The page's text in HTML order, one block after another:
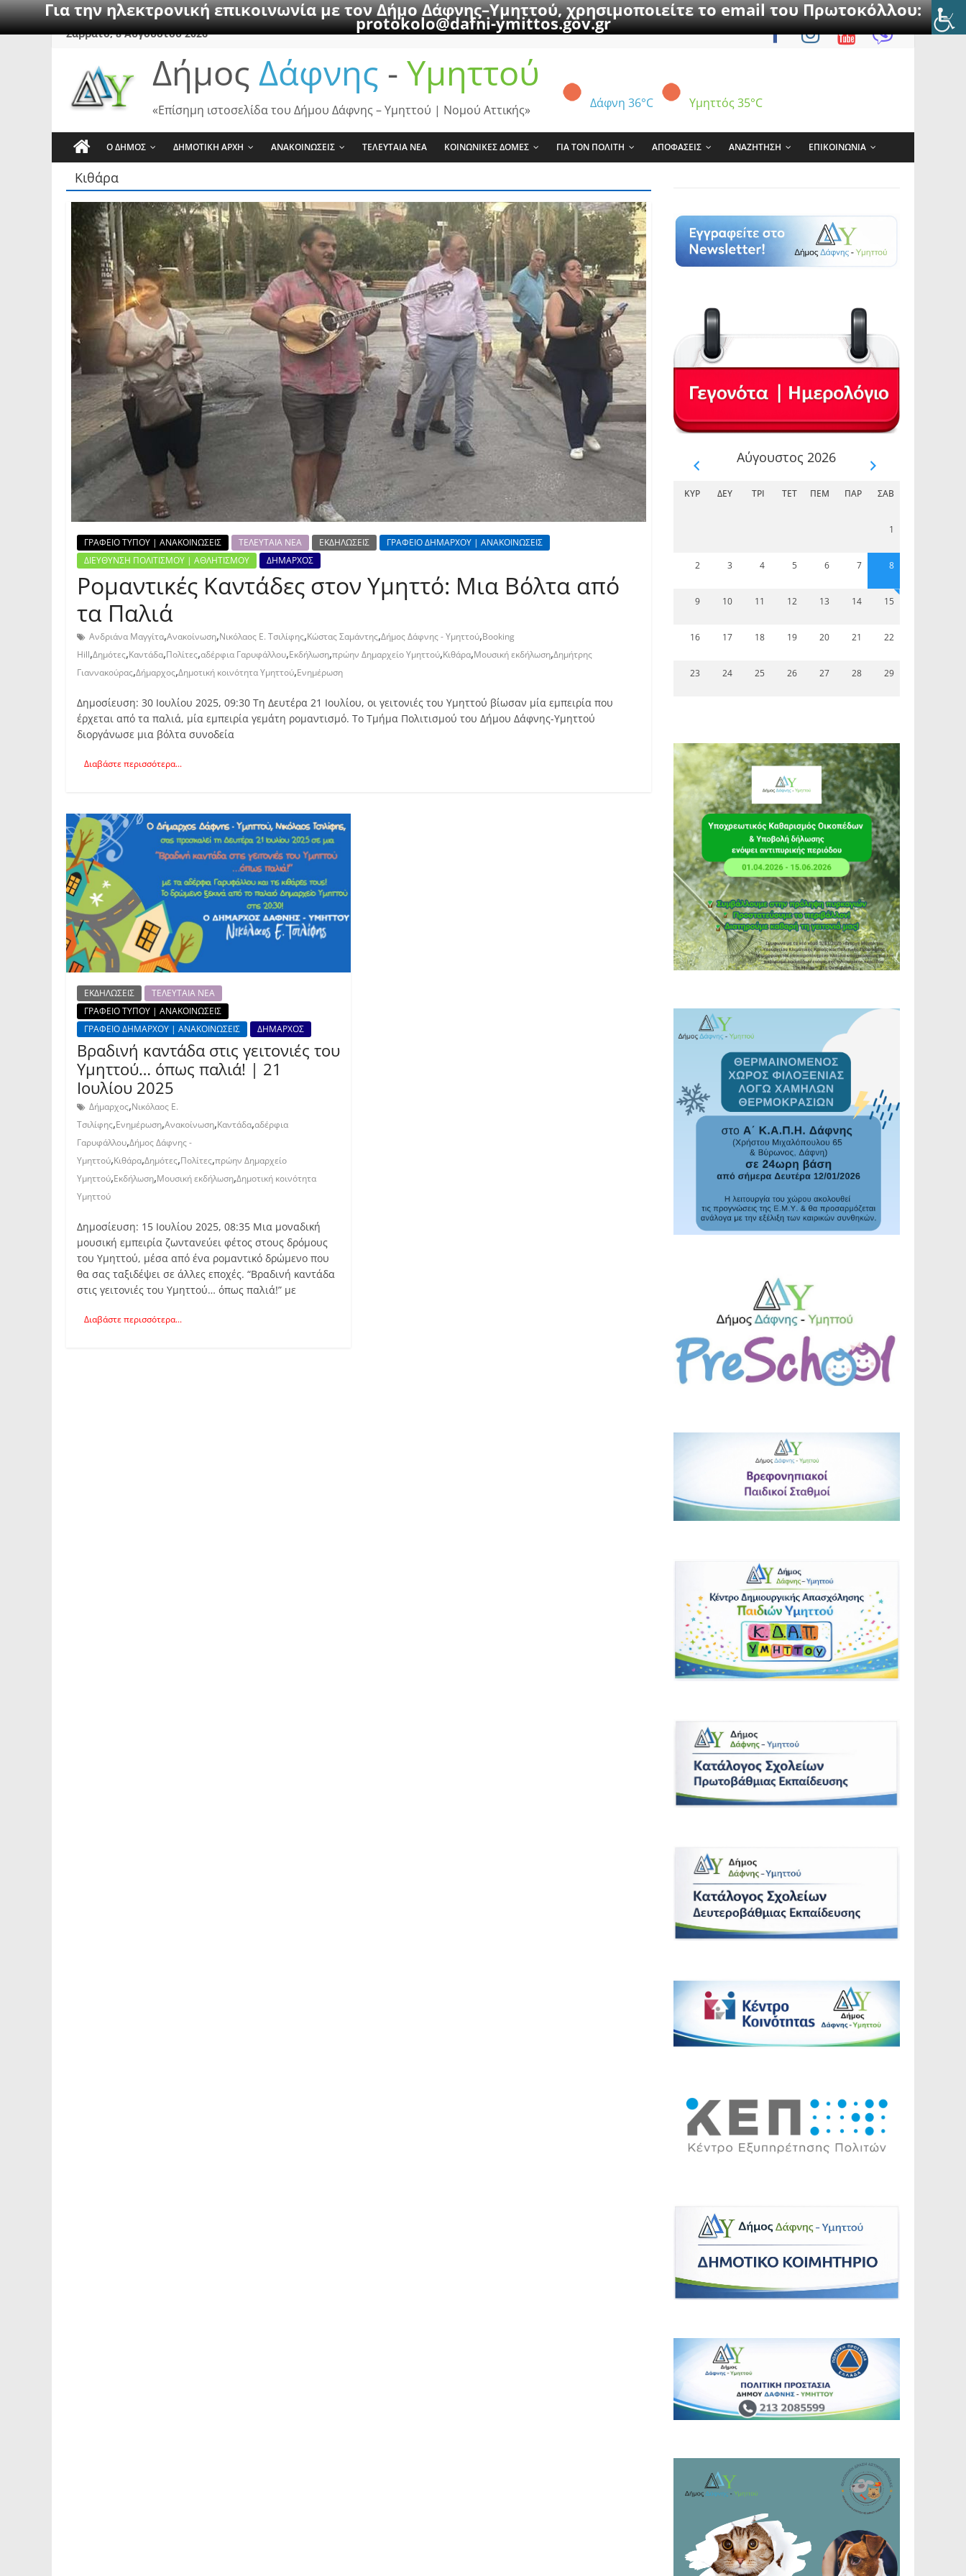
Για την ηλεκτρονική επικοινωνία με τον Δήμο Δάφνης–Υμηττού, χρησιμοποιείτε το email του Πρωτοκόλλου:
protokolo@dafni-ymittos.gov.gr
SkipΣάββατο, 8 Αυγούστου 2026
Δήμος Δάφνης - Υμηττού
Δάφνη 36°C Υμηττός 35°C
«Επίσημη ιστοσελίδα του Δήμου Δάφνης – Υμηττού | Νομού Αττικής»
Ο ΔΗΜΟΣ ΔΗΜΟΤΙΚΗ ΑΡΧΗ ΑΝΑΚΟΙΝΩΣΕΙΣ ΤΕΛΕΥΤΑΙΑ ΝΕΑ ΚΟΙΝΩΝΙΚΕΣ ΔΟΜΕΣ ΓΙΑ ΤΟΝ ΠΟΛΙΤΗ ΑΠΟΦΑΣΕΙΣ ΑΝΑΖΗΤΗΣΗ ΕΠΙΚΟΙΝΩΝΙΑ
Κιθάρα
ΓΡΑΦΕΙΟ ΤΥΠΟΥ | ΑΝΑΚΟΙΝΩΣΕΙΣ ΤΕΛΕΥΤΑΙΑ ΝΕΑ ΕΚΔΗΛΩΣΕΙΣ
ΓΡΑΦΕΙΟ ΔΗΜΑΡΧΟΥ | ΑΝΑΚΟΙΝΩΣΕΙΣ
ΔΙΕΥΘΥΝΣΗ ΠΟΛΙΤΙΣΜΟΥ | ΑΘΛΗΤΙΣΜΟΥ
ΔΗΜΑΡΧΟΣ
Ρομαντικές Καντάδες στον Υμηττό: Μια Βόλτα από
τα Παλιά
Ανδριάνα Μαγγίτα,Ανακοίνωση,Νικόλαος Ε. Τσιλίφης,Κώστας Σαμάντης,Δήμος Δάφνης - Υμηττού,Booking
Hill,Δημότες,Καντάδα,Πολίτες,αδέρφια Γαρυφάλλου,Εκδήλωση,πρώην Δημαρχείο Υμηττού,Κιθάρα,Μουσική εκδήλωση,Δημήτρης
Γιαννακούρας,Δήμαρχος,Δημοτική κοινότητα Υμηττού,Ενημέρωση
Δημοσίευση: 30 Ιουλίου 2025, 09:30 Τη Δευτέρα 21 Ιουλίου, οι γειτονιές του Υμηττού βίωσαν μία εμπειρία που
έρχεται από τα παλιά, μία εμπειρία γεμάτη ρομαντισμό. Το Τμήμα Πολιτισμού του Δήμου Δάφνης-Υμηττού
διοργάνωσε μια βόλτα συνοδεία
Διαβάστε περισσότερα...
ΕΚΔΗΛΩΣΕΙΣ
ΤΕΛΕΥΤΑΙΑ ΝΕΑ
ΓΡΑΦΕΙΟ ΤΥΠΟΥ | ΑΝΑΚΟΙΝΩΣΕΙΣ
ΓΡΑΦΕΙΟ ΔΗΜΑΡΧΟΥ | ΑΝΑΚΟΙΝΩΣΕΙΣ
ΔΗΜΑΡΧΟΣ
Βραδινή καντάδα στις γειτονιές του
Υμηττού… όπως παλιά! | 21
Ιουλίου 2025
Δήμαρχος,Νικόλαος Ε.
Τσιλίφης,Ενημέρωση,Ανακοίνωση,Καντάδα,αδέρφια
Γαρυφάλλου,Δήμος Δάφνης -
Υμηττού,Κιθάρα,Δημότες,Πολίτες,πρώην Δημαρχείο
Υμηττού,Εκδήλωση,Μουσική εκδήλωση,Δημοτική κοινότητα
Υμηττού
Δημοσίευση: 15 Ιουλίου 2025, 08:35 Μια μοναδική
μουσική εμπειρία ζωντανεύει φέτος στους δρόμους
του Υμηττού, μέσα από ένα ρομαντικό δρώμενο που
θα σας ταξιδέψει σε άλλες εποχές. “Βραδινή καντάδα
στις γειτονιές του Υμηττού… όπως παλιά!” με
Διαβάστε περισσότερα...
Αύγουστος 2026
ΚΥΡ ΔΕΥ ΤΡΊ ΤΕΤ ΠΈΜ ΠΑΡ ΣΆΒ
1
2 3 4 5 6 7 8
9 10 11 12 13 14 15
16 17 18 19 20 21 22
23 24 25 26 27 28 29